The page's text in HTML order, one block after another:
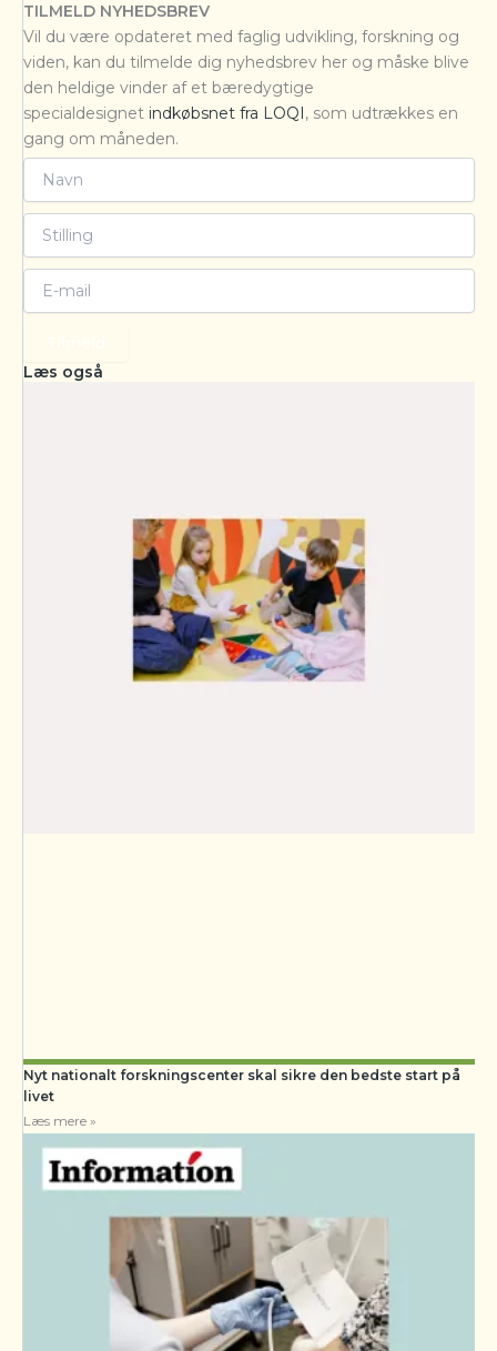
TILMELD NYHEDSBREV
Vil du være opdateret med faglig udvikling, forskning og
viden, kan du tilmelde dig nyhedsbrev her og måske blive
den heldige vinder af et bæredygtige
specialdesignet indkøbsnet fra LOQI , som udtrækkes en
gang om måneden.
Læs også
Nyt nationalt forskningscenter skal sikre den bedste start på
livet
Læs mere »